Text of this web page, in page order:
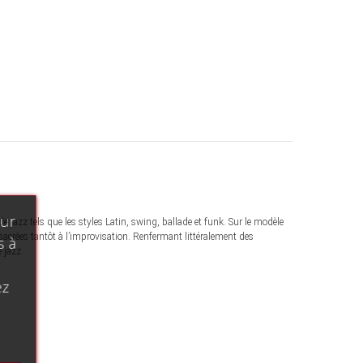
jazz tels que les styles Latin, swing, ballade et funk. Sur le modèle
tantôt à l’improvisation. Renfermant littéralement des
jazz.
à